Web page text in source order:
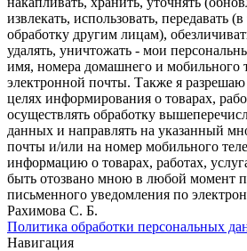
извлекать, использовать, передавать
обработку другим лицам),
удалять, уничтожать - мои
имя, номера домашнего и мобильного
электронной почты. Также я
целях информирования о товарах,
осуществлять обработку
данных и направлять на указанный
почты и/или на номер мобильного
информацию о товарах, работах,
быть отозвано мною в любой момент
письменного уведомления по
Рахимова С. Б.
Политика обработки персональных
Навигация